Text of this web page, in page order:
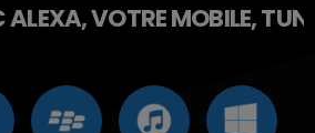
VOTRE MOBILE,